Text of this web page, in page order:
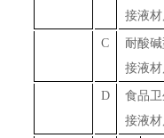
接液
C
耐酸
接液
D
食品
接液